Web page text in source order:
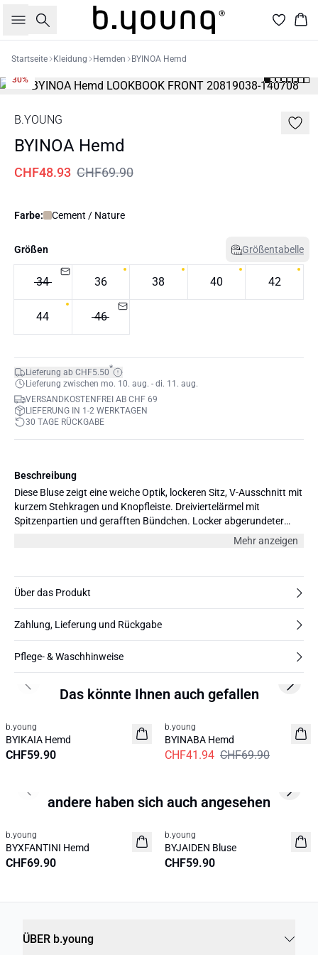
Suche
Startseite Kleidung Hemden BYINOA Hemd
30%
B.YOUNG
BYINOA Hemd
CHF48.93 CHF69.90
Farbe: Cement / Nature
Größen Größentabelle
34 36 38 40 42
44 46
Lieferung ab CHF5.50*
Lieferung zwischen mo. 10. aug. - di. 11. aug.
VERSANDKOSTENFREI AB CHF 69
LIEFERUNG IN 1-2 WERKTAGEN
30 TAGE RÜCKGABE
Beschreibung
Diese Bluse zeigt eine weiche Optik, lockeren Sitz, V-Ausschnitt mit
kurzem Stehkragen und Knopfleiste. Dreiviertelärmel mit
Spitzenpartien und gerafften Bündchen. Locker abgerundeter
Mehr anzeigen
Über das Produkt
Zahlung, Lieferung und Rückgabe
Pflege- & Waschhinweise
Das könnte Ihnen auch gefallen
Neuheit
b.young
BYIKAIA Hemd
CHF59.90
40%
b.young
BYINABA Hemd
CHF41.94 CHF69.90
Previous slide Next
andere haben sich auch angesehen
Neuheit
b.young
BYXFANTINI Hemd
CHF69.90
Neuheit
b.young
BYJAIDEN Bluse
CHF59.90
Previous slide Next
ÜBER b.young